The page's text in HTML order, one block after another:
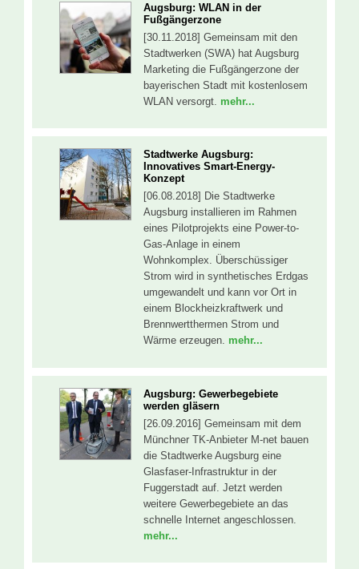
Augsburg: WLAN in der
Fußgängerzone
[30.11.2018] Gemeinsam mit den
Stadtwerken (SWA) hat Augsburg
Marketing die Fußgängerzone der
bayerischen Stadt mit kostenlosem
WLAN versorgt. mehr...
Stadtwerke Augsburg:
Innovatives Smart-Energy-
Konzept
[06.08.2018] Die Stadtwerke
Augsburg installieren im Rahmen
eines Pilotprojekts eine Power-to-
Gas-Anlage in einem
Wohnkomplex. Überschüssiger
Strom wird in synthetisches Erdgas
umgewandelt und kann vor Ort in
einem Blockheizkraftwerk und
Brennwertthermen Strom und
Wärme erzeugen. mehr...
Augsburg: Gewerbegebiete
werden gläsern
[26.09.2016] Gemeinsam mit dem
Münchner TK-Anbieter M-net bauen
die Stadtwerke Augsburg eine
Glasfaser-Infrastruktur in der
Fuggerstadt auf. Jetzt werden
weitere Gewerbegebiete an das
schnelle Internet angeschlossen.
mehr...